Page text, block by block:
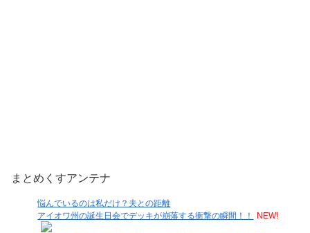
まとめくすアンテナ
悩んでいるのは私だけ？夫との距離
アイオワ州の誕生日会でデッキが崩落する衝撃の瞬間！！
NEW!